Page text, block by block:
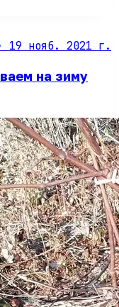
19 нояб. 2021 г.
на зиму